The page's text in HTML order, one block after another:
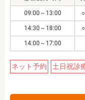
09:00～13:00 ○
14:30～18:00 ○
14:00～17:00
ネット予約 土日祝診